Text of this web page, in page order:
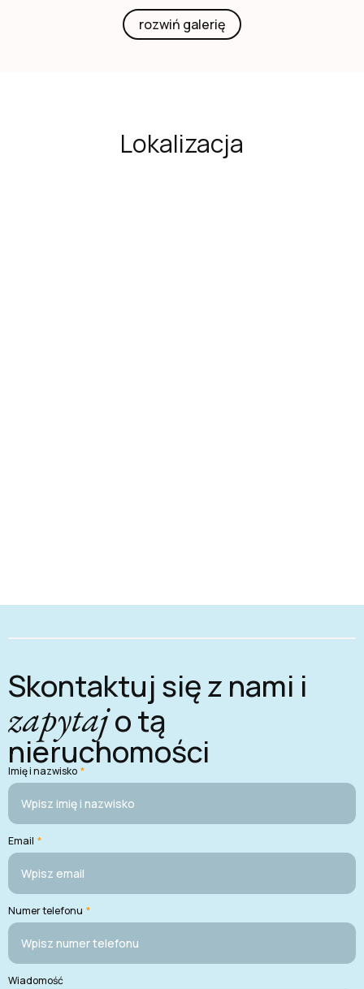
rozwiń galerię
Lokalizacja
Skontaktuj się z nami i
zapytajo tą
nieruchomości
Imię i nazwisko *
Email *
Numer telefonu *
Wiadomość